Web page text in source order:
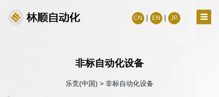
CN | EN | JP
非标自动化设备
乐竞(中国) > 非标自动化设备